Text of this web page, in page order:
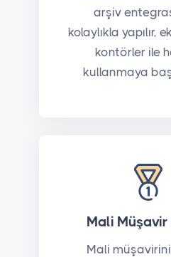
arşiv
kolaylıkla yapılır,
kontörler ile
kullanmaya
Mali Müşavir
Mali